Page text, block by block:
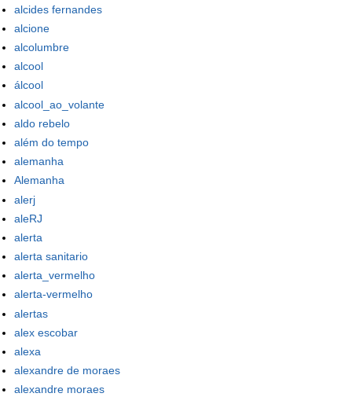
alcides fernandes
alcione
alcolumbre
alcool
álcool
alcool_ao_volante
aldo rebelo
além do tempo
alemanha
Alemanha
alerj
aleRJ
alerta
alerta sanitario
alerta_vermelho
alerta-vermelho
alertas
alex escobar
alexa
alexandre de moraes
alexandre moraes